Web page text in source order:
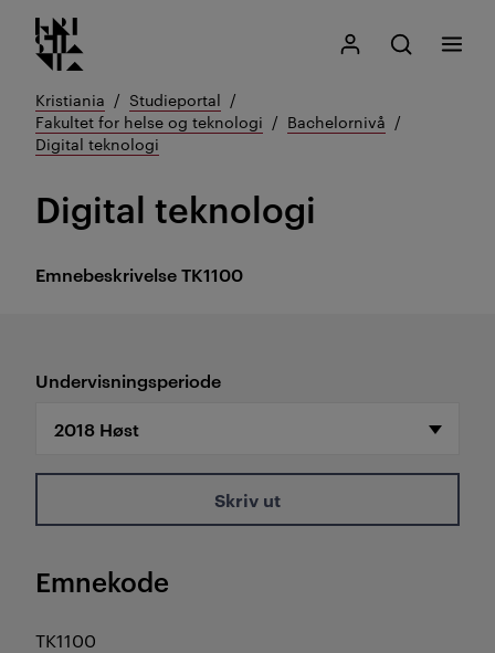
Gå
til
innhold
Kristiania logo
Mitt Kristiania
Åpne søk
Søk
Meny
Kristiania
Studieportal
Fakultet for helse og teknologi
Bachelornivå
Digital teknologi
EmnebeskrivelseTK1100
Digital teknologi
Undervisningsperiode
Skriv ut
Emnekode
TK1100